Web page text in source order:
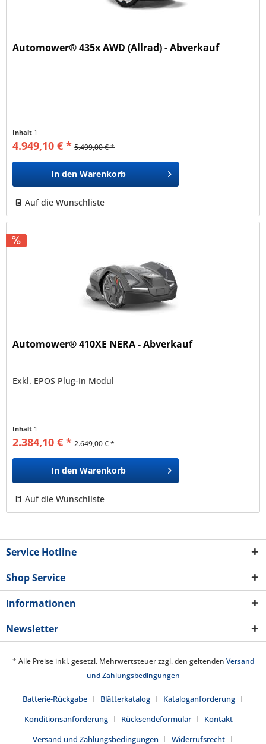
Automower® 435x AWD (Allrad) - Abverkauf
Inhalt 1
4.949,10 € * 5.499,00 € *
In den Warenkorb
Auf die Wunschliste
Automower® 410XE NERA - Abverkauf
Exkl. EPOS Plug-In Modul
Inhalt 1
2.384,10 € * 2.649,00 € *
In den Warenkorb
Auf die Wunschliste
Service Hotline
Shop Service
Informationen
Newsletter
* Alle Preise inkl. gesetzl. Mehrwertsteuer zzgl. den geltenden Versand
und Zahlungsbedingungen
Batterie-Rückgabe Blätterkatalog
Kataloganforderung
Konditionsanforderung
Rücksendeformular
Kontakt
Versand und Zahlungsbedingungen
Widerrufsrecht